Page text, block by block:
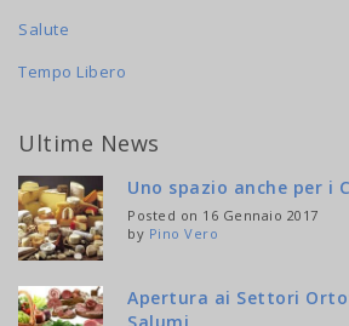
Salute
Tempo Libero
Ultime News
Uno spazio anche per i
Posted on 16 Gennaio 2017
by Pino Vero
Apertura ai Settori